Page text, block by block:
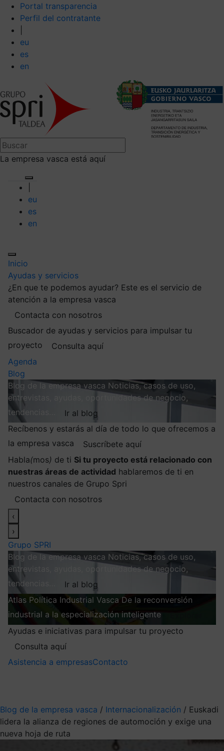
Portal transparencia
Perfil del contratante
eu
es
en
La empresa vasca está aquí
eu
es
en
Inicio
Ayudas y servicios
¿En que te podemos ayudar? Este es el servicio de
atención a la empresa vasca
Contacta con nosotros
Buscador de ayudas y servicios para impulsar tu
proyecto
Consulta aquí
Agenda
Blog
Blog de la empresa vasca Noticias, casos de uso,
entrevistas, ayudas, oportunidades de negocio,
tendencias…
Ir al blog
Recíbenos y estarás al día de todo lo que ofrecemos a
la empresa vasca
Suscríbete aquí
Habla(mos) de ti Si tu proyecto está relacionado con
nuestras áreas de actividad hablaremos de ti en
nuestros canales de Grupo Spri
Contacta con nosotros
‹
›
Grupo SPRI
Blog de la empresa vasca Noticias, casos de uso,
entrevistas, ayudas, oportunidades de negocio,
tendencias…
Ir al blog
Atlas Política Industrial Vasca De la reconversión
industrial a la especialización inteligente
Ayudas e iniciativas para impulsar tu proyecto
Consulta aquí
Asistencia a empresasContacto
Blog de la empresa vasca / Internacionalización / Euskadi
lidera la alianza de regiones de automoción y exige una
nueva hoja de ruta